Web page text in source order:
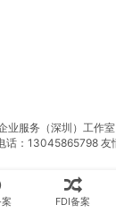
服务（深圳）工作
话：13045865798 友
FDI备案